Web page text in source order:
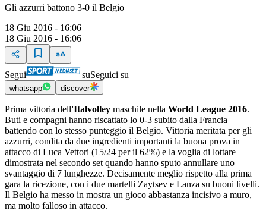
Gli azzurri battono 3-0 il Belgio
18 Giu 2016 - 16:06
18 Giu 2016 - 16:06
Segui suSeguici su
whatsapp discover
Prima vittoria dell'Italvolley maschile nella World League 2016.
Buti e compagni hanno riscattato lo 0-3 subito dalla Francia
battendo con lo stesso punteggio il Belgio. Vittoria meritata per gli
azzurri, condita da due ingredienti importanti la buona prova in
attacco di Luca Vettori (15/24 per il 62%) e la voglia di lottare
dimostrata nel secondo set quando hanno sputo annullare uno
svantaggio di 7 lunghezze. Decisamente meglio rispetto alla prima
gara la ricezione, con i due martelli Zaytsev e Lanza su buoni livelli.
Il Belgio ha messo in mostra un gioco abbastanza incisivo a muro,
ma molto falloso in attacco.